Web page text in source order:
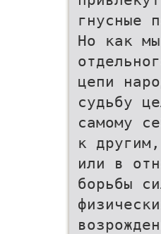
гнусные
Но как
цепи
судьбу
самому
к
или в
борьбы